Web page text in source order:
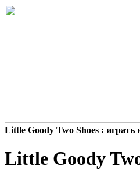
Little Goody Two Shoes : играть
Little Goody